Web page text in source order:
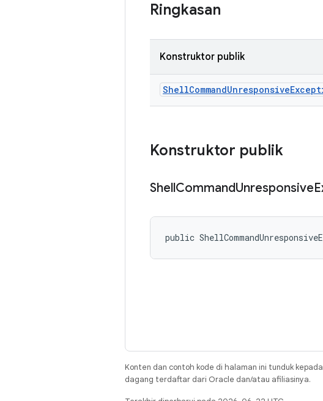
Ringkasan
Konstruktor publik
ShellCommandUnresponsive
Konstruktor publik
ShellCommandUnresponsive
public
Konten dan contoh kode di halaman ini tunduk
dagang terdaftar dari Oracle dan/atau afiliasinya.